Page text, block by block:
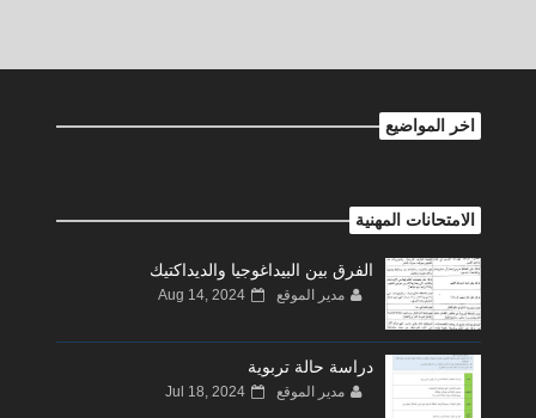
اخر المواضيع
الامتحانات المهنية
الفرق بين البيداغوجيا والديداكتيك
مدير الموقع Aug 14, 2024
دراسة حالة تربوية
مدير الموقع Jul 18, 2024